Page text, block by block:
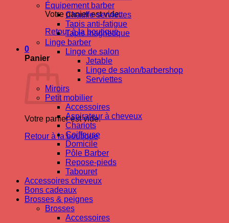
Votre panier est vide.
Retour à la boutique
0
Panier
Votre panier est vide.
Retour à la boutique
Équipement barber
Chauffe-serviettes
Tapis anti-fatigue
Tapis magnetique
Linge barber
Linge de salon
Jetable
Linge de salon/barbershop
Serviettes
Miroirs
Petit mobilier
Accessoires
Aspirateur à cheveux
Chariots
Coiffeuse
Domicile
Pôle Barber
Repose-pieds
Tabouret
Accessoires cheveux
Bons cadeaux
Brosses & peignes
Brosses
Accessoires